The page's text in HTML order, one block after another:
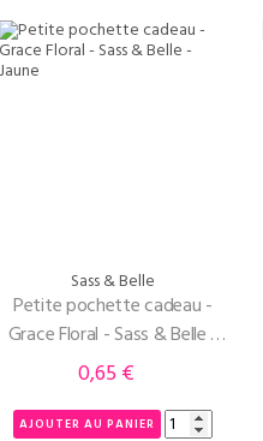
Sass & Belle
Petite pochette cadeau -
Grace Floral - Sass & Belle -
Jaune
Prix
0,65 €
AJOUTER AU PANIER